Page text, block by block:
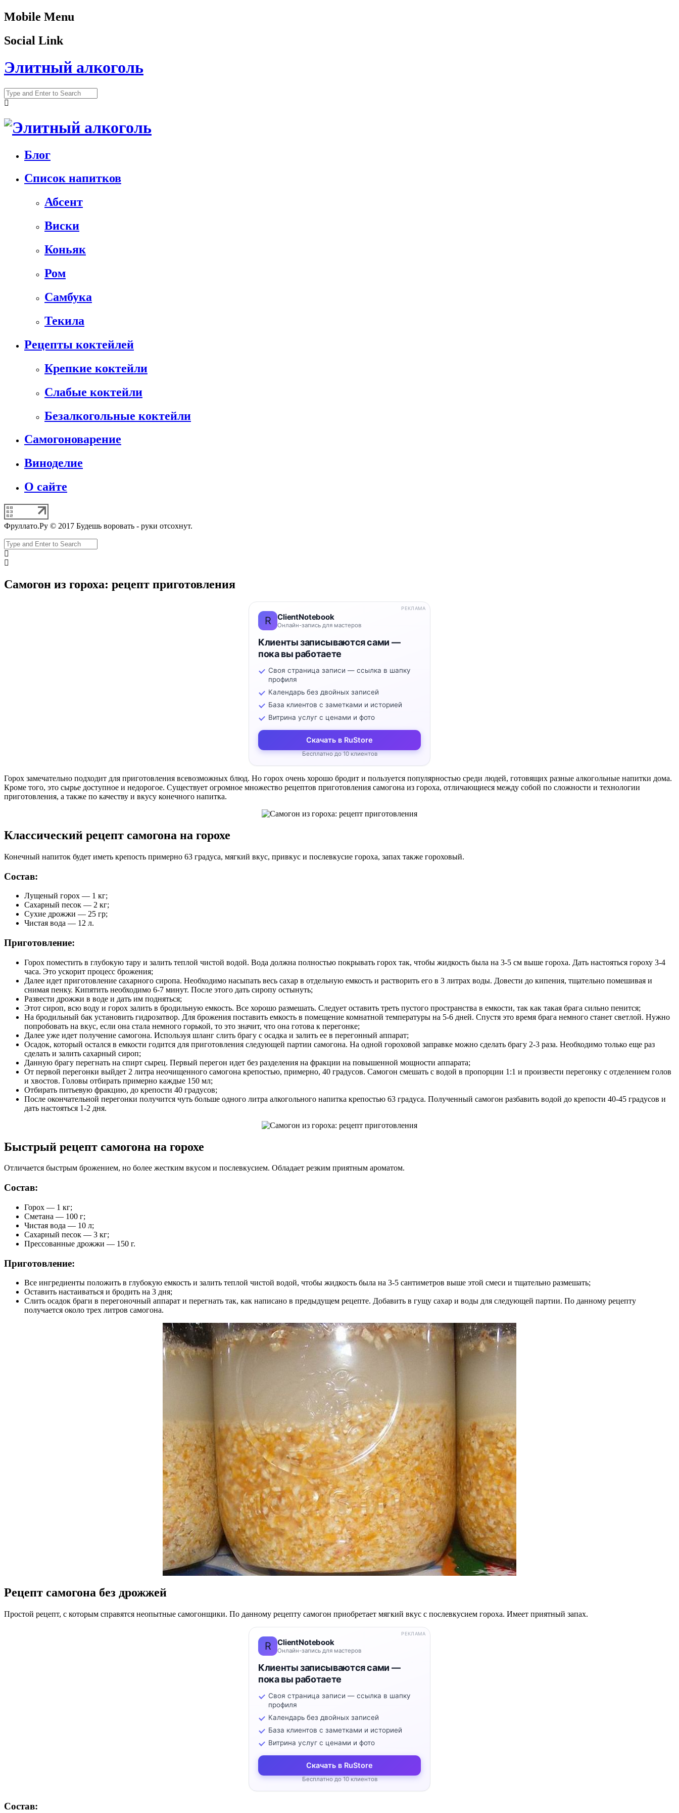
Mobile Menu
Social Link
Элитный алкоголь
Блог
Список напитков
Абсент
Виски
Коньяк
Ром
Самбука
Текила
Рецепты коктейлей
Крепкие коктейли
Слабые коктейли
Безалкогольные коктейли
Самогоноварение
Виноделие
О сайте
Фруллато.Ру © 2017 Будешь воровать - руки отсохнут.
Самогон из гороха: рецепт приготовления
R ClientNotebook
Онлайн-запись для мастеров
Клиенты записываются сами —
пока вы работаете
Своя страница записи — ссылка в шапку
профиля
Календарь без двойных записей
База клиентов с заметками и историей
Витрина услуг с ценами и фото
Скачать в RuStore
Бесплатно до 10 клиентов
РЕКЛАМА
Горох замечательно подходит для приготовления всевозможных блюд. Но горох очень хорошо бродит и пользуется популярностью среди людей, готовящих разные алкогольные напитки дома.
Кроме того, это сырье доступное и недорогое. Существует огромное множество рецептов приготовления самогона из гороха, отличающиеся между собой по сложности и технологии
приготовления, а также по качеству и вкусу конечного напитка.
Классический рецепт самогона на горохе
Конечный напиток будет иметь крепость примерно 63 градуса, мягкий вкус, привкус и послевкусие гороха, запах также гороховый.
Состав:
Лущеный горох — 1 кг;
Сахарный песок — 2 кг;
Сухие дрожжи — 25 гр;
Чистая вода — 12 л.
Приготовление:
Горох поместить в глубокую тару и залить теплой чистой водой. Вода должна полностью покрывать горох так, чтобы жидкость была на 3-5 см выше гороха. Дать настояться гороху 3-4
часа. Это ускорит процесс брожения;
Далее идет приготовление сахарного сиропа. Необходимо насыпать весь сахар в отдельную емкость и растворить его в 3 литрах воды. Довести до кипения, тщательно помешивая и
снимая пенку. Кипятить необходимо 6-7 минут. После этого дать сиропу остынуть;
Развести дрожжи в воде и дать им подняться;
Этот сироп, всю воду и горох залить в бродильную емкость. Все хорошо размешать. Следует оставить треть пустого пространства в емкости, так как такая брага сильно пенится;
На бродильный бак установить гидрозатвор. Для брожения поставить емкость в помещение комнатной температуры на 5-6 дней. Спустя это время брага немного станет светлой. Нужно
попробовать на вкус, если она стала немного горькой, то это значит, что она готова к перегонке;
Далее уже идет получение самогона. Используя шланг слить брагу с осадка и залить ее в перегонный аппарат;
Осадок, который остался в емкости годится для приготовления следующей партии самогона. На одной гороховой заправке можно сделать брагу 2-3 раза. Необходимо только еще раз
сделать и залить сахарный сироп;
Данную брагу перегнать на спирт сырец. Первый перегон идет без разделения на фракции на повышенной мощности аппарата;
От первой перегонки выйдет 2 литра неочищенного самогона крепостью, примерно, 40 градусов. Самогон смешать с водой в пропорции 1:1 и произвести перегонку с отделением голов
и хвостов. Головы отбирать примерно каждые 150 мл;
Отбирать питьевую фракцию, до крепости 40 градусов;
После окончательной перегонки получится чуть больше одного литра алкогольного напитка крепостью 63 градуса. Полученный самогон разбавить водой до крепости 40-45 градусов и
дать настояться 1-2 дня.
Быстрый рецепт самогона на горохе
Отличается быстрым брожением, но более жестким вкусом и послевкусием. Обладает резким приятным ароматом.
Состав:
Горох — 1 кг;
Сметана — 100 г;
Чистая вода — 10 л;
Сахарный песок — 3 кг;
Прессованные дрожжи — 150 г.
Приготовление:
Все ингредиенты положить в глубокую емкость и залить теплой чистой водой, чтобы жидкость была на 3-5 сантиметров выше этой смеси и тщательно размешать;
Оставить настаиваться и бродить на 3 дня;
Слить осадок браги в перегоночный аппарат и перегнать так, как написано в предыдущем рецепте. Добавить в гущу сахар и воды для следующей партии. По данному рецепту
получается около трех литров самогона.
Рецепт самогона без дрожжей
Простой рецепт, с которым справятся неопытные самогонщики. По данному рецепту самогон приобретает мягкий вкус с послевкусием гороха. Имеет приятный запах.
R ClientNotebook
Онлайн-запись для мастеров
Клиенты записываются сами —
пока вы работаете
Своя страница записи — ссылка в шапку
профиля
Календарь без двойных записей
База клиентов с заметками и историей
Витрина услуг с ценами и фото
Скачать в RuStore
Бесплатно до 10 клиентов
РЕКЛАМА
Состав: